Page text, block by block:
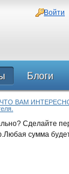
Войти
Блоги
ВАМ
Сделайте
сумма